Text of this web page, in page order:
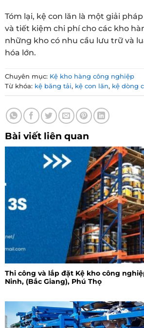
Tóm lại, kệ con lăn là một giải
và tiết kiệm chi phí cho các kho
những kho có nhu cầu lưu trữ và
hóa lớn.
Chuyên mục: Kệ kho hàng công nghiệp
Từ khóa: kệ băng tải, kệ con lăn, kệ dòng
Bài viết liên quan
Thi công và lắp đặt Kệ kho công
Ninh, (Bắc Giang), Phú Thọ